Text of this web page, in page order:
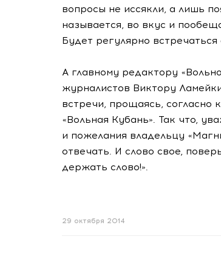
вопросы не иссякли, а лишь
называется, во вкус и
Будет регулярно
А главному редактору
журналистов Виктору
встречи, прощаясь, согласно
«Вольная Кубань». Так что,
и пожелания владельцу
отвечать. И слово свое,
держать слово!».
29 октября 2014